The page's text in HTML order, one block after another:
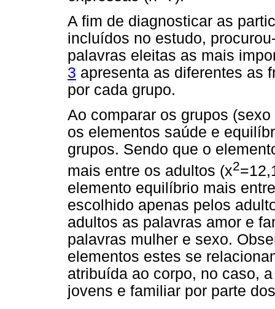
A fim de diagnosticar as
incluídos no estudo,
palavras eleitas as mais
3 apresenta as diferentes as
por cada grupo.
Ao comparar os grupos
os elementos saúde e
grupos. Sendo que o
mais entre os adultos (x2
elemento equilíbrio mais
escolhido apenas pelos
adultos as palavras amor e
palavras mulher e sexo.
elementos estes se
atribuída ao corpo, no caso,
jovens e familiar por parte